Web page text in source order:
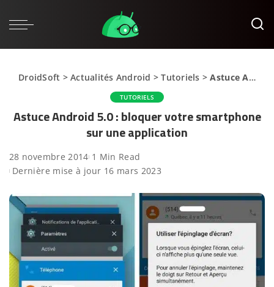
DroidSoft >Actualités Android >Tutoriels >Astuce Android 5.0 : bloquer votre smartphone sur une application
TUTORIELS
Astuce Android 5.0 : bloquer votre smartphone
sur une application
28 novembre 2014 1 Min Read
Dernière mise à jour 16 mars 2023